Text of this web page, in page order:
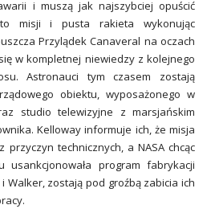
i muszą jak najszybciej opuścić
misji i pusta rakieta wykonując
Przylądek Canaveral na oczach
w kompletnej niewiedzy z kolejnego
Astronauci tym czasem zostają
obiektu, wyposażonego w
studio telewizyjne z marsjańskim
Kelloway informuje ich, że misja
przyczyn technicznych, a NASA chcąc
usankcjonowała program fabrykacji
Walker, zostają pod groźbą zabicia ich